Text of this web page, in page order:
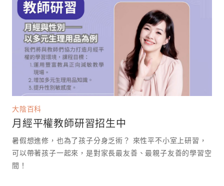
大陰百科
月經平權教師研習招生中
暑假想進修，也為了孩子分身乏術？ 來性平不小室上研習，
可以帶著孩子一起來，是對家長最友善、最親子友善的學習空
間！